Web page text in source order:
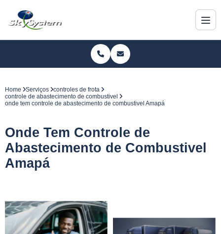
Home Serviços
controles de frota
controle de abastecimento de combustivel
onde tem controle de abastecimento de combustivel Amapá
Onde Tem Controle de
Abastecimento de Combustivel
Amapá